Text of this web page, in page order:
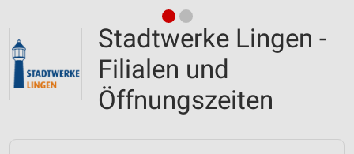
Stadtwerke Lingen -
Filialen und
Öffnungszeiten